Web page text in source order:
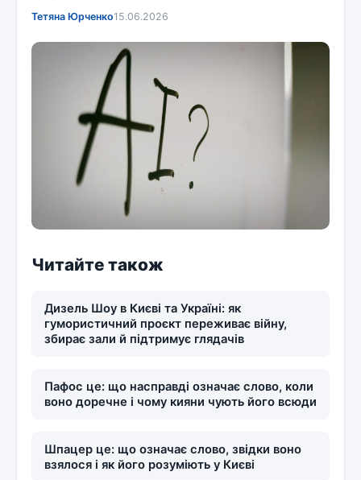
Тетяна Юрченко15.06.2026
Читайте також
Дизель Шоу в Києві та Україні: як
гумористичний проєкт переживає війну,
збирає зали й підтримує глядачів
Пафос це: що насправді означає слово, коли
воно доречне і чому кияни чують його всюди
Шпацер це: що означає слово, звідки воно
взялося і як його розуміють у Києві